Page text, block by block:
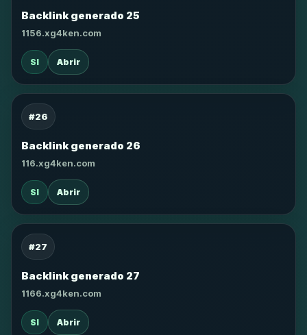
Backlink generado 25
1156.xg4ken.com
SI Abrir
#26
Backlink generado 26
116.xg4ken.com
SI Abrir
#27
Backlink generado 27
1166.xg4ken.com
SI Abrir